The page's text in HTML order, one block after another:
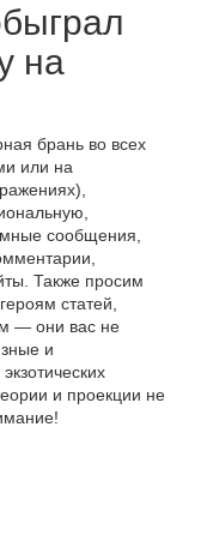
на
брань во всех
или на
сообщения,
Также просим
статей,
— они вас не
и
и проекции не